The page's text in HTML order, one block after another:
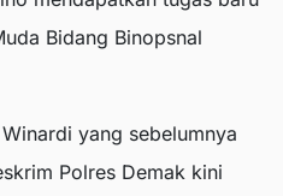
Bidang Binopsnal
yang sebelumnya
Polres Demak kini